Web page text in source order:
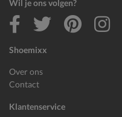
Shoemixx
Over ons
Contact
Klantenservice
Wil je ons volgen?